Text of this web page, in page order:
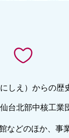
え）からの歴
台北部中核工業
などのほか、事